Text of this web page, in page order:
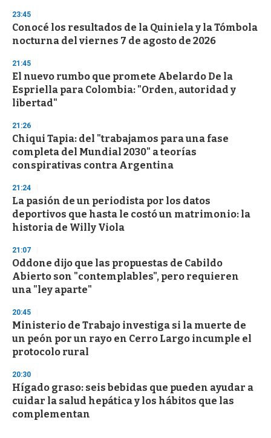
s
e
c
o
d
s
23:45
Conocé los resultados de la Quiniela y la Tómbola
nocturna del viernes 7 de agosto de 2026
21:45
El nuevo rumbo que promete Abelardo De la
Espriella para Colombia: "Orden, autoridad y
libertad"
21:26
Chiqui Tapia: del "trabajamos para una fase
completa del Mundial 2030" a teorías
conspirativas contra Argentina
21:24
La pasión de un periodista por los datos
deportivos que hasta le costó un matrimonio: la
historia de Willy Viola
21:07
Oddone dijo que las propuestas de Cabildo
Abierto son "contemplables", pero requieren
una "ley aparte"
20:45
Ministerio de Trabajo investiga si la muerte de
un peón por un rayo en Cerro Largo incumple el
protocolo rural
20:30
Hígado graso: seis bebidas que pueden ayudar a
cuidar la salud hepática y los hábitos que las
complementan